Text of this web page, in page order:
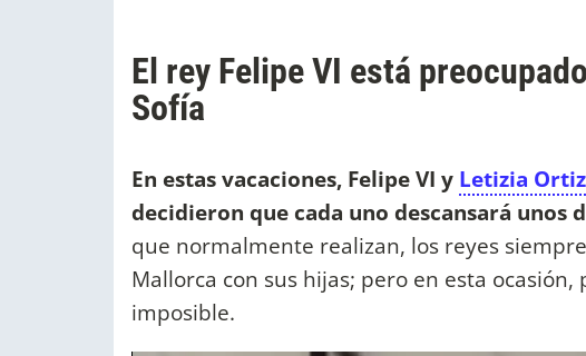
El rey Felipe VI está
Sofía
En estas vacaciones, Felipe VI y Letizia Ortiz
decidieron que cada uno descansará unos
que normalmente realizan, los reyes
Mallorca con sus hijas; pero en esta
imposible.